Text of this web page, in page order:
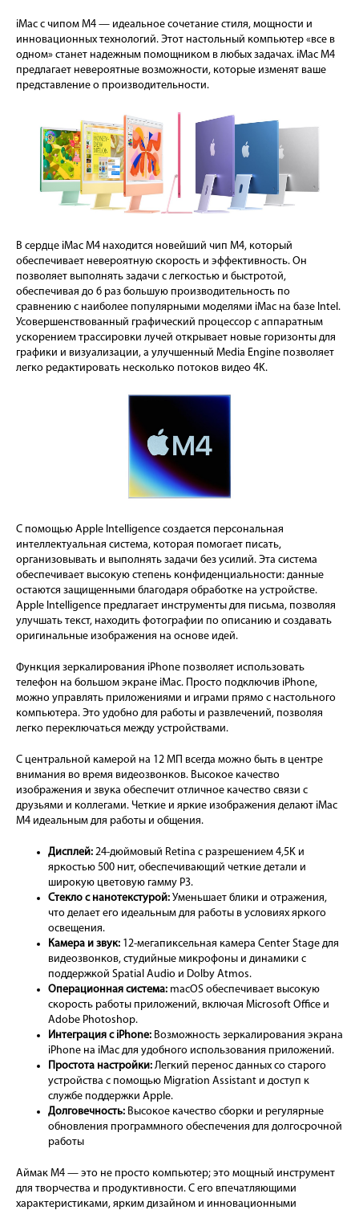
iMac с чипом M4 — идеальное сочетание стиля, мощности и
инновационных технологий. Этот настольный компьютер «все в
одном» станет надежным помощником в любых задачах. iMac M4
предлагает невероятные возможности, которые изменят ваше
представление о производительности.
В сердце iMac M4 находится новейший чип M4, который
обеспечивает невероятную скорость и эффективность. Он
позволяет выполнять задачи с легкостью и быстротой,
обеспечивая до 6 раз большую производительность по
сравнению с наиболее популярными моделями iMac на базе Intel.
Усовершенствованный графический процессор с аппаратным
ускорением трассировки лучей открывает новые горизонты для
графики и визуализации, а улучшенный Media Engine позволяет
легко редактировать несколько потоков видео 4K.
С помощью Apple Intelligence создается персональная
интеллектуальная система, которая помогает писать,
организовывать и выполнять задачи без усилий. Эта система
обеспечивает высокую степень конфиденциальности: данные
остаются защищенными благодаря обработке на устройстве.
Apple Intelligence предлагает инструменты для письма, позволяя
улучшать текст, находить фотографии по описанию и создавать
оригинальные изображения на основе идей.
Функция зеркалирования iPhone позволяет использовать
телефон на большом экране iMac. Просто подключив iPhone,
можно управлять приложениями и играми прямо с настольного
компьютера. Это удобно для работы и развлечений, позволяя
легко переключаться между устройствами.
С центральной камерой на 12 МП всегда можно быть в центре
внимания во время видеозвонков. Высокое качество
изображения и звука обеспечит отличное качество связи с
друзьями и коллегами. Четкие и яркие изображения делают iMac
M4 идеальным для работы и общения.
Дисплей: 24-дюймовый Retina с разрешением 4,5K и
яркостью 500 нит, обеспечивающий четкие детали и
широкую цветовую гамму P3.
Стекло с нанотекстурой: Уменьшает блики и отражения,
что делает его идеальным для работы в условиях яркого
освещения.
Камера и звук: 12-мегапиксельная камера Center Stage для
видеозвонков, студийные микрофоны и динамики с
поддержкой Spatial Audio и Dolby Atmos.
Операционная система: macOS обеспечивает высокую
скорость работы приложений, включая Microsoft Office и
Adobe Photoshop.
Интеграция с iPhone: Возможность зеркалирования экрана
iPhone на iMac для удобного использования приложений.
Простота настройки: Легкий перенос данных со старого
устройства с помощью Migration Assistant и доступ к
службе поддержки Apple.
Долговечность: Высокое качество сборки и регулярные
обновления программного обеспечения для долгосрочной
работы
Аймак М4 — это не просто компьютер; это мощный инструмент
для творчества и продуктивности. С его впечатляющими
характеристиками, ярким дизайном и инновационными